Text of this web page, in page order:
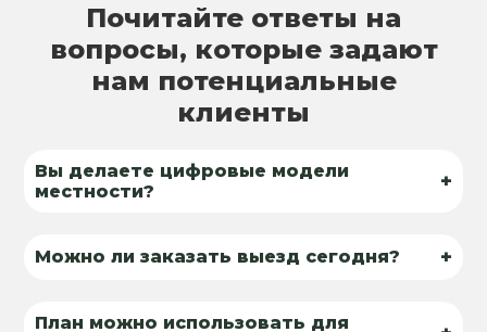
Почитайте ответы на
вопросы, которые задают
нам потенциальные
клиенты
Вы делаете цифровые модели
местности?
+
Можно ли заказать выезд сегодня? +
План можно использовать для